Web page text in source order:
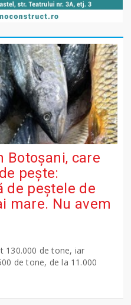
Botoşani, care
peşte:
de peştele de
mare. Nu avem
130.000 de tone, iar
de tone, de la 11.000